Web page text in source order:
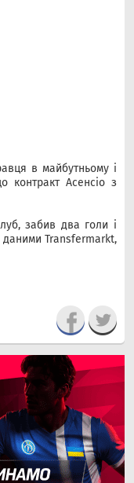
в майбутньому і
контракт Асенсіо з
забив два голи і
даними Transfermarkt,